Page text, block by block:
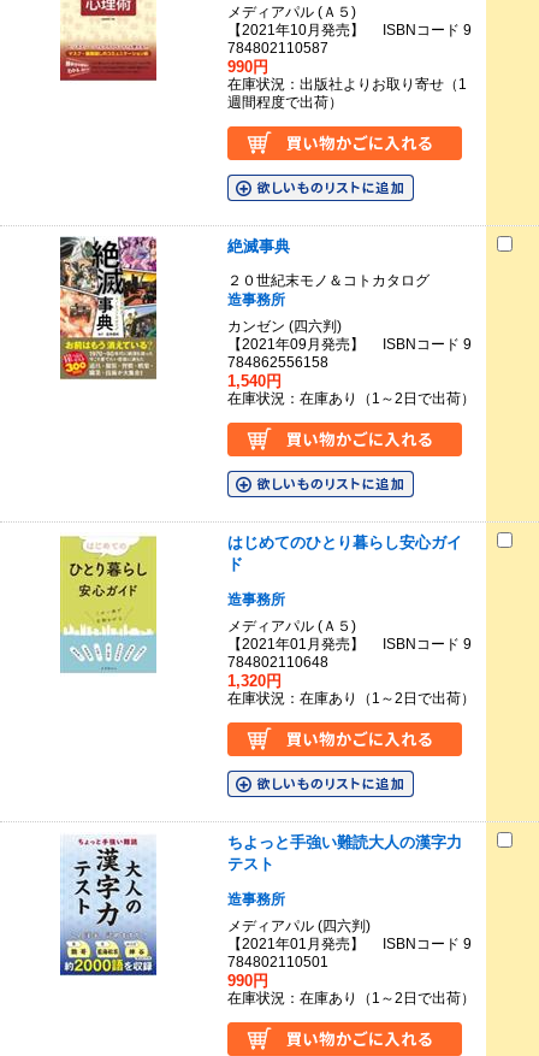
メディアパル (Ａ５)
【2021年10月発売】 ISBNコード 9
784802110587
990円
在庫状況：出版社よりお取り寄せ（1
週間程度で出荷）
絶滅事典
２０世紀末モノ＆コトカタログ
造事務所
カンゼン (四六判)
【2021年09月発売】 ISBNコード 9
784862556158
1,540円
在庫状況：在庫あり（1～2日で出荷）
はじめてのひとり暮らし安心ガイ
ド
造事務所
メディアパル (Ａ５)
【2021年01月発売】 ISBNコード 9
784802110648
1,320円
在庫状況：在庫あり（1～2日で出荷）
ちよっと手強い難読大人の漢字力
テスト
造事務所
メディアパル (四六判)
【2021年01月発売】 ISBNコード 9
784802110501
990円
在庫状況：在庫あり（1～2日で出荷）